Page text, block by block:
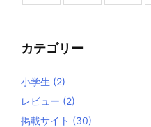
カテゴリー
小学生 (2)
レビュー (2)
掲載サイト (30)